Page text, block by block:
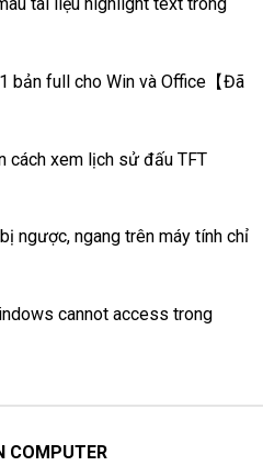
bản full cho Win và Office【Đã
cách xem lịch sử đấu TFT
ngược, ngang trên máy tính chỉ
cannot access trong
COMPUTER